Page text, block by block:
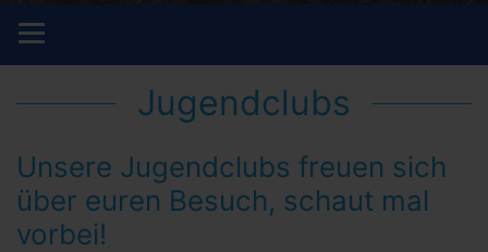
Jugendclubs
Unsere Jugendclubs freuen sich
über euren Besuch, schaut mal
vorbei!